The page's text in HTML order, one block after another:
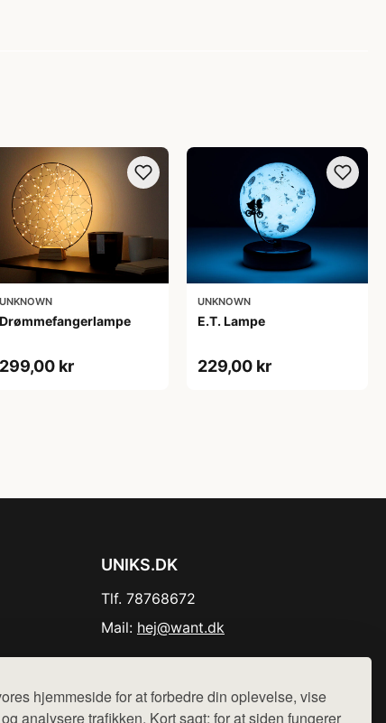
hjemmeside for at forbedre din oplevelse, vise
analysere trafikken. Kort sagt: for at siden fungerer
UNKNOWN
Drømmefangerlampe
299,00 kr
UNKNOWN
E.T. Lampe
229,00 kr
UNIKS.DK
Tlf. 78768672
Mail: hej@want.dk